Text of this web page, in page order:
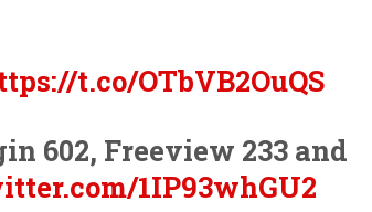
t.co/OTbVB2OuQS
602, Freeview 233 and
1IP93whGU2